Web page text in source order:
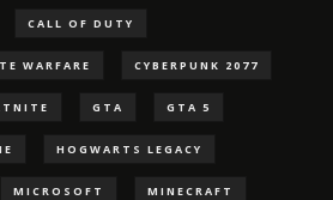
CALL OF DUTY
WARFARE CYBERPUNK 2077
GTA GTA 5
HOGWARTS LEGACY
MICROSOFT MINECRAFT